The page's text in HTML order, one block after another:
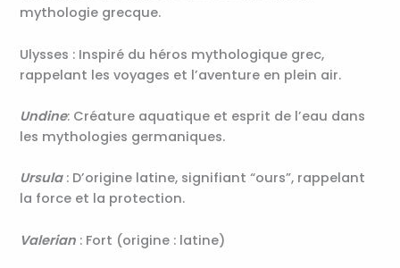
mythologie grecque.
Ulysses : Inspiré du héros mythologique grec,
rappelant les voyages et l’aventure en plein air.
Undine: Créature aquatique et esprit de l’eau dans
les mythologies germaniques.
Ursula: D’origine latine, signifiant “ours”, rappelant
la force et la protection.
Valerian : Fort (origine : latine)